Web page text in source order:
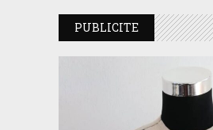
PUBLICITE